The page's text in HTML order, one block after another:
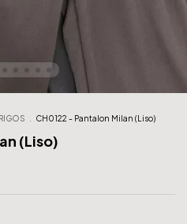
CH0122 - Pantalon Milan (Liso)
(Liso)